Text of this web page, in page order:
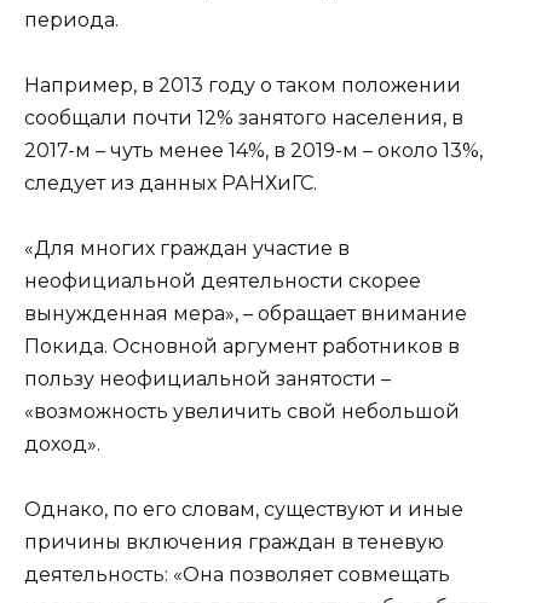
периода.
Например, в 2013 году о таком положении
сообщали почти 12% занятого населения, в
2017-м – чуть менее 14%, в 2019-м – около 13%,
следует из данных РАНХиГС.
«Для многих граждан участие в
неофициальной деятельности скорее
вынужденная мера», – обращает внимание
Покида. Основной аргумент работников в
пользу неофициальной занятости –
«возможность увеличить свой небольшой
доход».
Однако, по его словам, существуют и иные
причины включения граждан в теневую
деятельность: «Она позволяет совмещать